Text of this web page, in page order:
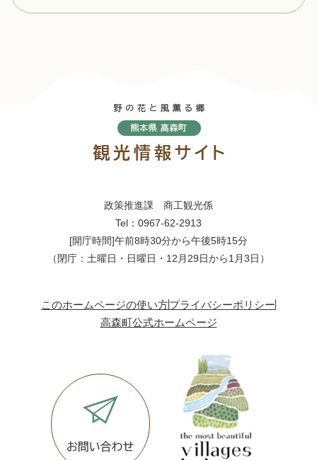
政策推進課 商工観光係
Tel：0967-62-2913
[開庁時間]午前8時30分から午後5時15分
（閉庁：土曜日・日曜日・12月29日から1月3日）
このホームページの使い方プライバシーポリシー
高森町公式ホームページ